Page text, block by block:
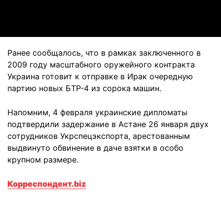
Ранее сообщалось, что в рамках заключенного в
2009 году масштабного оружейного контракта
Украина готовит к отправке в Ирак очередную
партию новых БТР-4 из сорока машин.
Напомним, 4 февраля украинские дипломаты
подтвердили задержание в Астане 26 января двух
сотрудников Укрспецэкспорта, арестованным
выдвинуто обвинение в даче взятки в особо
крупном размере.
Корреспондент.biz